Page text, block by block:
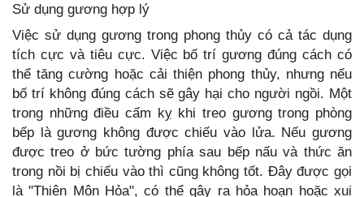
Sử dụng gương hợp lý
Việc sử dụng gương trong phong thủy có cả tác dụng
tích cực và tiêu cực. Việc bố trí gương đúng cách có
thể tăng cường hoặc cải thiện phong thủy, nhưng nếu
bố trí không đúng cách sẽ gây hại cho người ngồi. Một
trong những điều cấm kỵ khi treo gương trong phòng
bếp là gương không được chiếu vào lửa. Nếu gương
được treo ở bức tường phía sau bếp nấu và thức ăn
trong nồi bị chiếu vào thì cũng không tốt. Đây được gọi
là "Thiên Môn Hỏa", có thể gây ra hỏa hoạn hoặc xui